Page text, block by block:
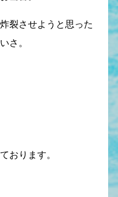
裂させようと思った
さ。
おります。